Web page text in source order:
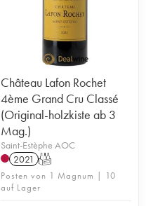
Château Lafon Rochet
4ème Grand Cru Classé
(Original-holzkiste ab 3
Mag.)
Saint-Estèphe AOC
2021 T
Posten von 1 Magnum | 10
auf Lager